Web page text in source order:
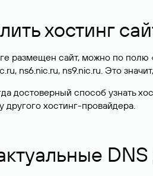
хостинг
размещен сайт, можно по
ns6.nic.ru, ns9.nic.ru. Это
достоверный способ узнать
другого хостинг-провайдера.